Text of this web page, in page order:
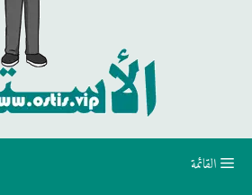
القائمة